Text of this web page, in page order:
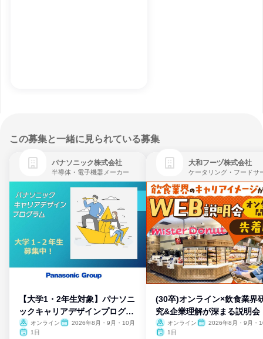
この募集と一緒に見られている募集
パナソニック株式会社
半導体・電子機器メーカー
【大学1・2年生対象】パナソニ
ックキャリアデザインプログラ
ム
オンライン
2026年8月・9月・10月
1日
大和フーヅ株式会社
(30卒)オンライン×飲食業界
究&企業理解が深まる説明会
オンライン
2026年8月・9月・
1日